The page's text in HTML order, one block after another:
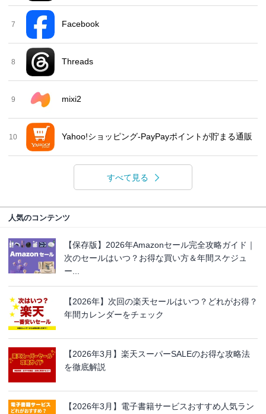
7 Facebook
8 Threads
9 mixi2
10 Yahoo!ショッピング-PayPayポイントが貯まる通販
すべて見る
人気のコンテンツ
【保存版】2026年Amazonセール完全攻略ガイド｜
次のセールはいつ？お得な買い方＆年間スケジュ
ー...
【2026年】次回の楽天セールはいつ？どれがお得？
年間カレンダーをチェック
【2026年3月】楽天スーパーSALEのお得な攻略法
を徹底解説
【2026年3月】電子書籍サービスおすすめ人気ラン